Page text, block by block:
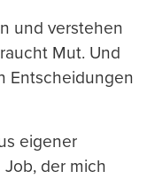
und verstehen
Mut. Und
Entscheidungen
eigener
der mich